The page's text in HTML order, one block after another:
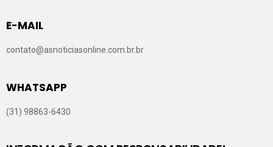
E-MAIL
contato@asnoticiasonline.com.br.br
WHATSAPP
(31) 98863-6430